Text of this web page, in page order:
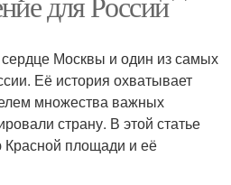
Москвы и один из самых
Её история охватывает
множества важных
страну. В этой статье
площади и её